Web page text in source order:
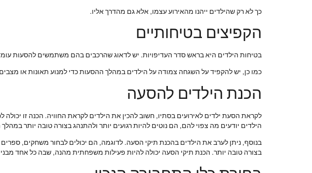
כך לא רק שהילדים ייהנו מהאירוע עצמו, אלא גם מהדרך אליו.
הקפיצים בטיחותיים
בטיחות הילדים היא בראש סדר העדיפויות. יש לדאוג שהרכבים בהם משתמשים להסעות
כמו כן, יש להקפיד על השגחה צמודה על הילדים במהלך ההסעות כדי למנוע תאונות או
הכנת הילדים להסעה
לקראת הסעת ילדים לאירועים בסתיו, חשוב להכין את הילדים לקראת החוויה. הכנה זו
הילדים יודעים מה צפוי להם, הם נוטים להיות רגועים יותר ולהתנהג בצורה טובה יותר
בנוסף, ניתן לערב את הילדים בהכנת תיקי הסעה. לדוגמה, הם יכולים לבחור משחקים,
בצורה טובה יותר. הכנת תיקי הסעה יכולה להיות פעילות משפחתית מהנה, שבה כל אחד